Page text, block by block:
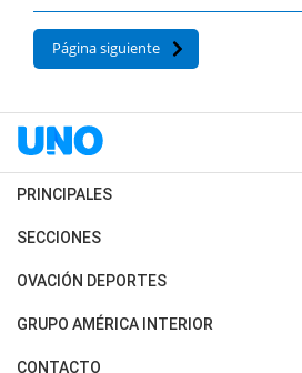
Página siguiente
PRINCIPALES
Últimas Noticias
Política
SECCIONES
Horóscopo
Motores
OVACIÓN DEPORTES
Fútbol
Mundial
GRUPO AMÉRICA INTERIOR
Canal 7 en Vivo
CONTACTO